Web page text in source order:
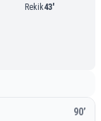
Rekik43'
90’